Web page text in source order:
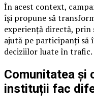
În acest context,
își propune să
experiență directă,
ajută pe participanți să
deciziilor luate în trafic.
Comunitatea și
instituții fac